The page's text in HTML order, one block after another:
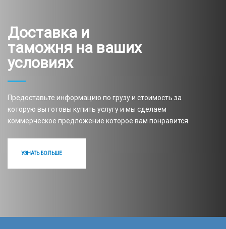
Доставка и
таможня на ваших
условиях
Предоставьте информацию по грузу и стоимость за
которую вы готовы купить услугу и мы сделаем
коммерческое предложение которое вам понравится
УЗНАТЬ БОЛЬШЕ